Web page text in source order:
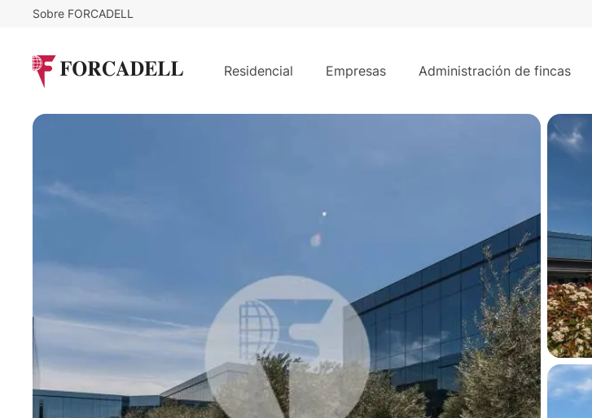
Sobre FORCADELL
Residencial Empresas Administración de fincas
Oficina alquiler Madrid. Parque Empresarial La Finca.